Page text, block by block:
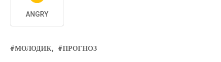
ANGRY
МОЛОДИК ПРОГНОЗ